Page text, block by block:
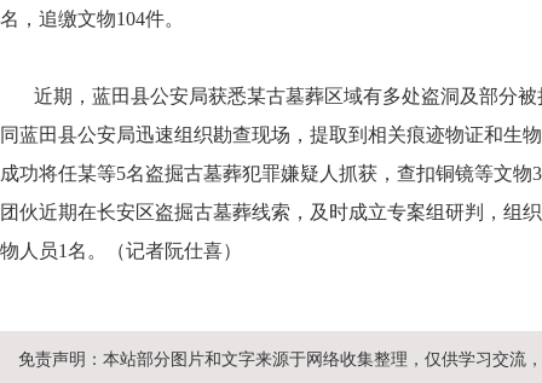
名，追缴文物104件。
近期，蓝田县公安局获悉某古墓葬区域有多处盗洞及部分被
同蓝田县公安局迅速组织勘查现场，提取到相关痕迹物证和生
成功将任某等5名盗掘古墓葬犯罪嫌疑人抓获，查扣铜镜等文
团伙近期在长安区盗掘古墓葬线索，及时成立专案组研判，组
物人员1名。（记者阮仕喜）
免责声明：本站部分图片和文字来源于网络收集整理，仅供学习交流